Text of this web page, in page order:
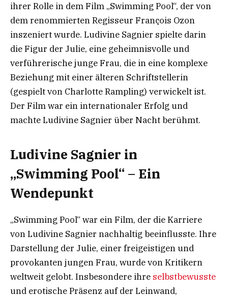
ihrer Rolle in dem Film „Swimming Pool“, der von
dem renommierten Regisseur François Ozon
inszeniert wurde. Ludivine Sagnier spielte darin
die Figur der Julie, eine geheimnisvolle und
verführerische junge Frau, die in eine komplexe
Beziehung mit einer älteren Schriftstellerin
(gespielt von Charlotte Rampling) verwickelt ist.
Der Film war ein internationaler Erfolg und
machte Ludivine Sagnier über Nacht berühmt.
Ludivine Sagnier in
„Swimming Pool“ – Ein
Wendepunkt
„Swimming Pool“ war ein Film, der die Karriere
von Ludivine Sagnier nachhaltig beeinflusste. Ihre
Darstellung der Julie, einer freigeistigen und
provokanten jungen Frau, wurde von Kritikern
weltweit gelobt. Insbesondere ihre selbstbewusste
und erotische Präsenz auf der Leinwand,